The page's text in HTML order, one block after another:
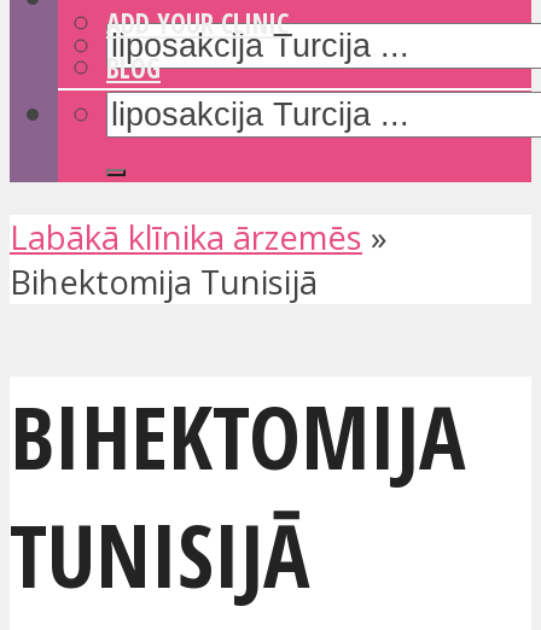
ADD YOUR CLINIC
BLOG
Labākā klīnika ārzemēs »
Bihektomija Tunisijā
BIHEKTOMIJA
TUNISIJĀ